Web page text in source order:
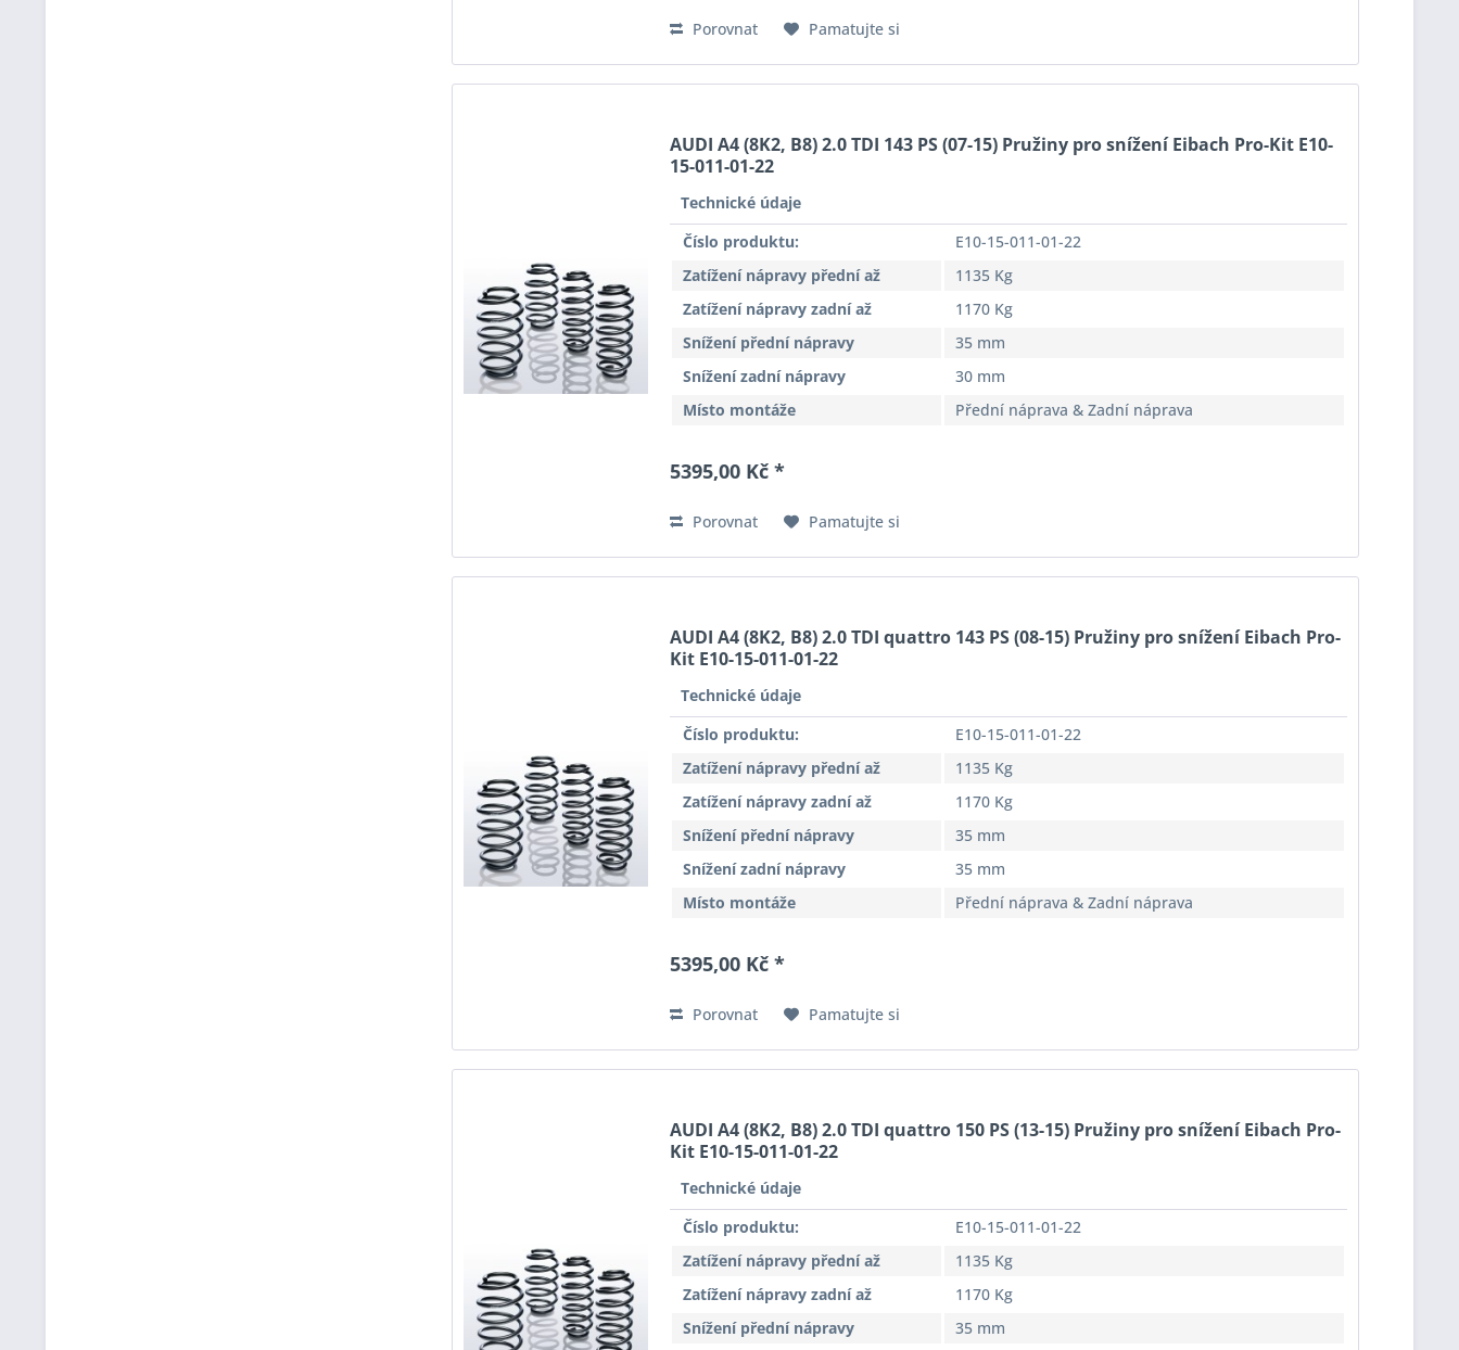
Porovnat Pamatujte si
AUDI A4 (8K2, B8) 2.0 TDI 143 PS (07-15) Pružiny pro snížení Eibach Pro-Kit E10-
15-011-01-22
Technické údaje
Číslo produktu:
E10-15-011-01-22
Zatížení nápravy přední až
1135 Kg
Zatížení nápravy zadní až
1170 Kg
Snížení přední nápravy
35 mm
Snížení zadní nápravy
30 mm
Místo montáže
Přední náprava & Zadní náprava
5395,00 Kč *
Porovnat Pamatujte si
AUDI A4 (8K2, B8) 2.0 TDI quattro 143 PS (08-15) Pružiny pro snížení Eibach Pro-
Kit E10-15-011-01-22
Technické údaje
Číslo produktu:
E10-15-011-01-22
Zatížení nápravy přední až
1135 Kg
Zatížení nápravy zadní až
1170 Kg
Snížení přední nápravy
35 mm
Snížení zadní nápravy
35 mm
Místo montáže
Přední náprava & Zadní náprava
5395,00 Kč *
Porovnat Pamatujte si
AUDI A4 (8K2, B8) 2.0 TDI quattro 150 PS (13-15) Pružiny pro snížení Eibach Pro-
Kit E10-15-011-01-22
Technické údaje
Číslo produktu:
E10-15-011-01-22
Zatížení nápravy přední až
1135 Kg
Zatížení nápravy zadní až
1170 Kg
Snížení přední nápravy
35 mm